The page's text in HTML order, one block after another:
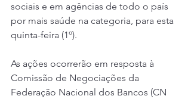
sociais e em agências de todo o país
por mais saúde na categoria, para esta
quinta-feira (1º).
As ações ocorrerão em resposta à
Comissão de Negociações da
Federação Nacional dos Bancos (CN